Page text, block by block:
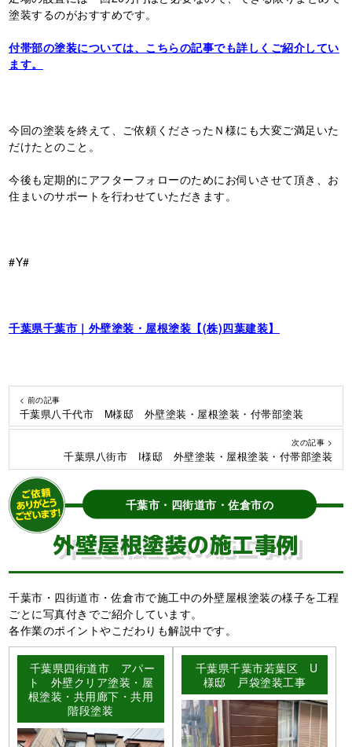
塗装するのがおすすめです。
付帯部の塗装については、こちらの記事でも詳しくご紹介してい
ます。
今回の塗装を終えて、ご依頼くださったＮ様にも大変ご満足いた
だけたとのこと。
今後も定期的にアフターフォローのためにお伺いさせて頂き、お
住まいのサポートを行わせていただきます。
#Y#
千葉県千葉市｜外壁塗装・屋根塗装【(株)四葉建装】
< 前の記事
千葉県八千代市 M様邸 外壁塗装・屋根塗装・付帯部塗装
次の記事 >
千葉県八街市 I様邸 外壁塗装・屋根塗装・付帯部塗装
千葉市・四街道市・佐倉市の
外壁屋根塗装の施工事例
千葉市・四街道市・佐倉市で施工中の外壁屋根塗装の様子を工程
ごとに写真付きでご紹介しています。
各作業のポイントやこだわりも解説中です。
千葉県四街道市 アパー
ト 外壁クリア塗装・屋
根塗装・共用廊下・共用
階段塗装
千葉県千葉市若葉区 U
様邸 戸袋塗装工事